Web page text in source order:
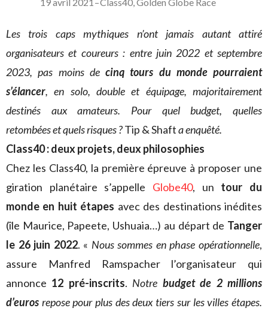
Les trois caps mythiques n’ont jamais autant attiré
organisateurs et coureurs : entre juin 2022 et septembre
2023, pas moins de cinq tours du monde pourraient
s’élancer, en solo, double et équipage, majoritairement
destinés aux amateurs. Pour quel budget, quelles
retombées et quels risques ?Tip & Shafta enquêté.
Class40 : deux projets, deux philosophies
Chez les Class40, la première épreuve à proposer une
giration planétaire s’appelle Globe40, un tour du
monde en huit étapes avec des destinations inédites
(île Maurice, Papeete, Ushuaia…) au départ de Tanger
le 26 juin 2022. « Nous sommes en phase opérationnelle,
assure Manfred Ramspacher l’organisateur qui
annonce 12 pré-inscrits. Notre budget de 2 millions
d’euros repose pour plus des deux tiers sur les villes étapes.